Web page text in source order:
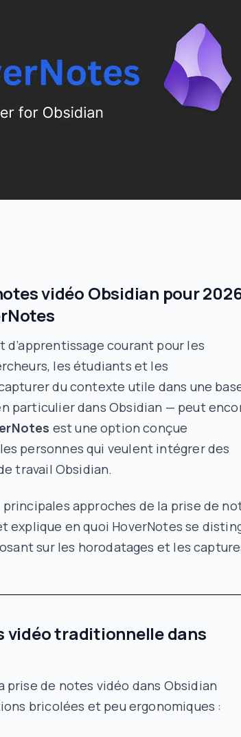
vidéo Obsidian pour
d’apprentissage courant pour les
les étudiants et les
du contexte utile dans une
particulier dans Obsidian — peut
est une option conçue
personnes qui veulent intégrer des
travail Obsidian.
approches de la prise de
explique en quoi HoverNotes se
sur les horodatages et les
vidéo traditionnelle dans
prise de notes vidéo dans Obsidian
bricolées et peu ergonomiques :